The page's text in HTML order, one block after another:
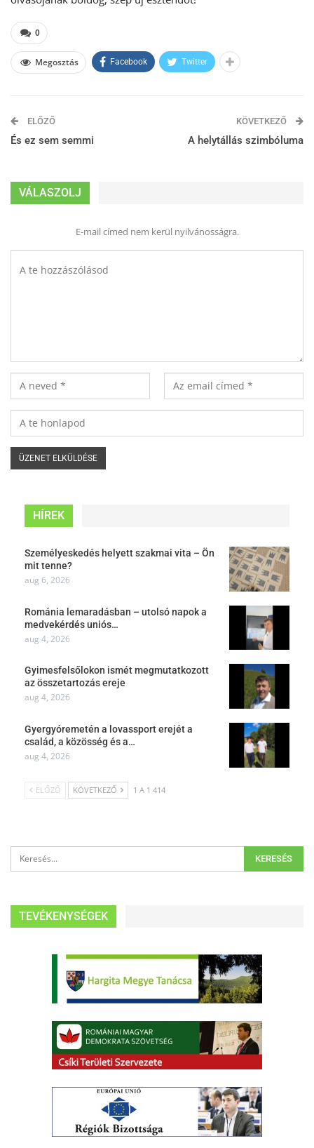
0
Megosztás Facebook Twitter
ELŐZŐ
És ez sem semmi
KÖVETKEZŐ
A helytállás szimbóluma
VÁLASZOLJ
E-mail címed nem kerül nyilvánosságra.
HÍREK
Személyeskedés helyett szakmai vita – Ön
mit tenne?
aug 6, 2026
Románia lemaradásban – utolsó napok a
medvekérdés uniós…
aug 4, 2026
Gyimesfelsőlokon ismét megmutatkozott
az összetartozás ereje
aug 4, 2026
Gyergyóremetén a lovassport erejét a
család, a közösség és a…
aug 4, 2026
ELŐZŐ KÖVETKEZŐ 1 A 1 414
TEVÉKENYSÉGEK